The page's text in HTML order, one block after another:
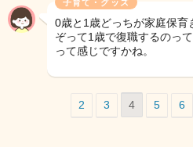
子育て・グッズ
0歳と1歳どっちが家庭保育
ぞって1歳で復職するのっ
って感じですかね。
2 3 4 5 6